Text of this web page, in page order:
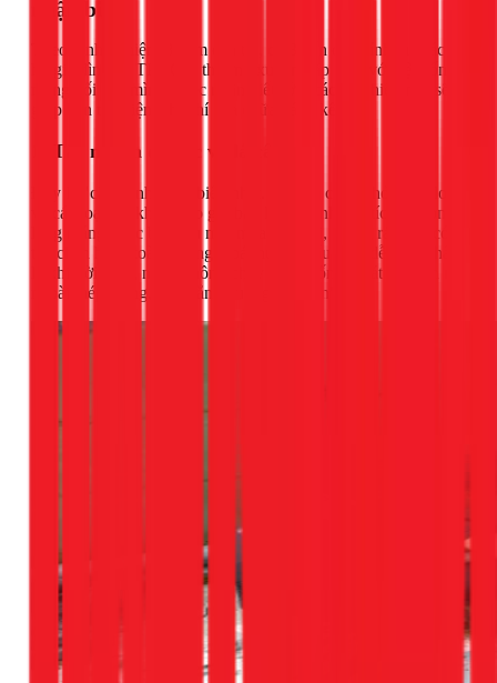
nhận biết
Theo kinh nghiệm 8 năm của tôi, có 3 vấn đề chính mà các
hộ gia đình tại TPHCM thường xuyên gặp phải với hệ thống
máng xối của mình. Việc nhận biết sớm các dấu hiệu này sẽ
giúp bạn tiết kiệm chi phí sửa chữa đáng kể.
1. Tắc nghẽn do rác và lá cây
Đây là "căn bệnh" phổ biến nhất. Lá cây, cành nhỏ, túi nilon,
và các loại rác khác theo gió bay lên mái nhà và tích tụ trong
lòng máng. Đặc biệt sau một mùa khô dài, lượng rác này có
thể chặn hoàn toàn đường thoát nước. Dấu hiệu dễ thấy nhất
là khi trời mưa, nước không chảy xuống ống thoát mà tràn ra
ngoài mép máng, xối thẳng xuống tường nhà.